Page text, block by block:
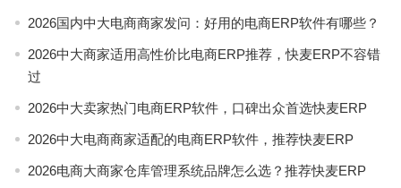
2026国内中大电商商家发问：好用的电商ERP软件有哪些？
2026中大商家适用高性价比电商ERP推荐，快麦ERP不容错
过
2026中大卖家热门电商ERP软件，口碑出众首选快麦ERP
2026中大电商商家适配的电商ERP软件，推荐快麦ERP
2026电商大商家仓库管理系统品牌怎么选？推荐快麦ERP